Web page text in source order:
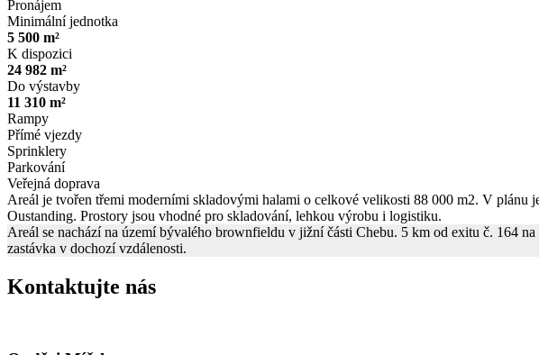
Pronájem
Minimální jednotka
5 500 m²
K dispozici
24 982 m²
Do výstavby
11 310 m²
Rampy
Přímé vjezdy
Sprinklery
Parkování
Veřejná doprava
Areál je tvořen třemi moderními skladovými halami o celkové velikosti 88 000 m2. V
Oustanding. Prostory jsou vhodné pro skladování, lehkou výrobu i logistiku.
Areál se nachází na území bývalého brownfieldu v jižní části Chebu. 5 km od exitu č. 164
zastávka v dochozí vzdálenosti.
Kontaktujte nás